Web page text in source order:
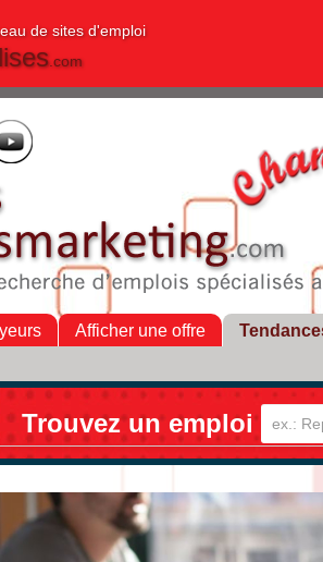
de sites d'emploi
.com
Afficher une offre
Trouvez un emploi